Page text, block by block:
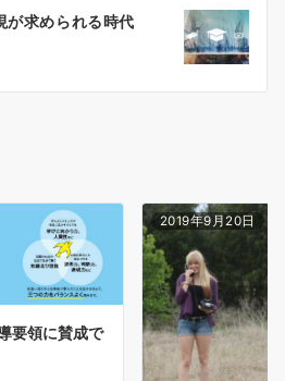
が求められる時代
要領に賛成で
2019年9月20日